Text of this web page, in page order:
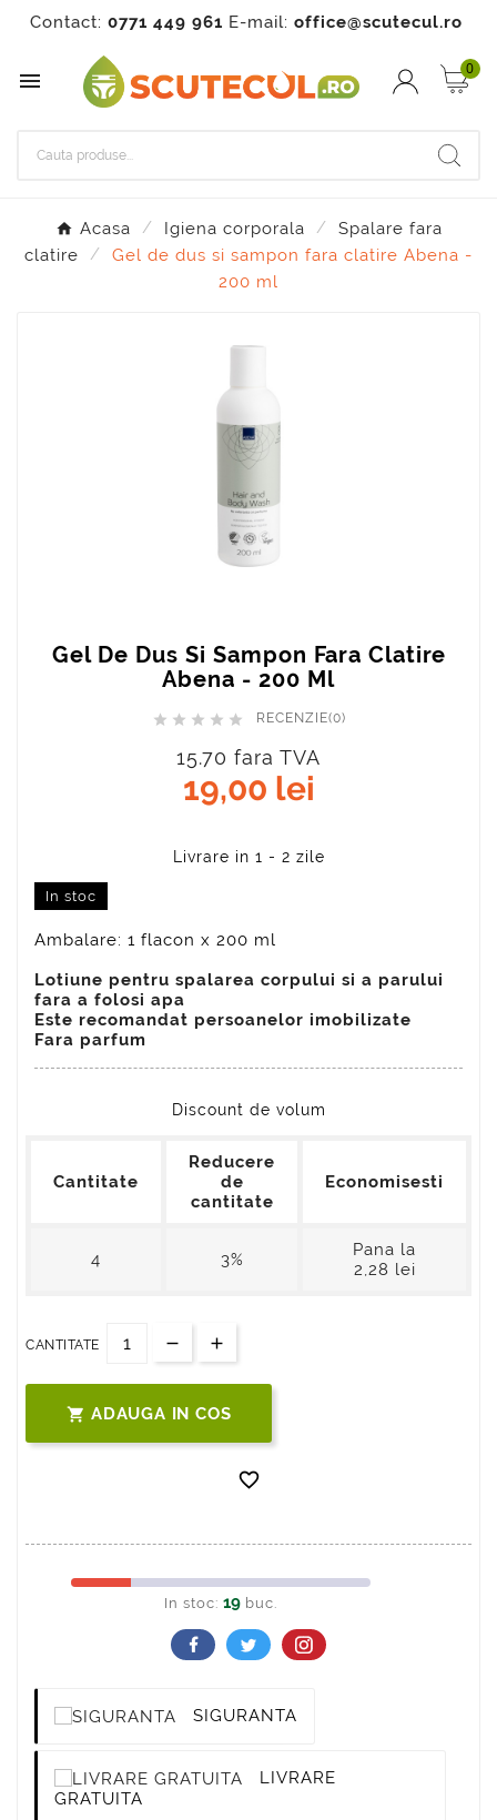
Contact: 0771 449 961 E-mail: office@scutecul.ro
 0
Acasa Igiena corporala
Spalare fara
clatire
Gel de dus si sampon fara clatire Abena -
200 ml
Gel De Dus Si Sampon Fara Clatire
Abena - 200 Ml
     RECENZIE(0)
15.70 fara TVA
19,00 lei
In stoc
Ambalare: 1 flacon x 200 ml
Lotiune pentru spalarea corpului si a parului
fara a folosi apa
Este recomandat persoanelor imobilizate
Fara parfum
Discount de volum
Cantitate
Reducere
de
cantitate
Economisesti
4 3%
Pana la
2,28 lei
CANTITATE
 ADAUGA IN COS

In stoc: 19 buc.
SIGURANTA
LIVRARE
GRATUITA